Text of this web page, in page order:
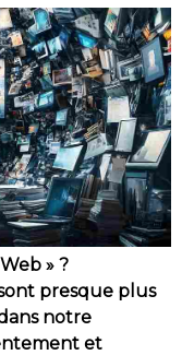
» ?
presque plus
notre
et